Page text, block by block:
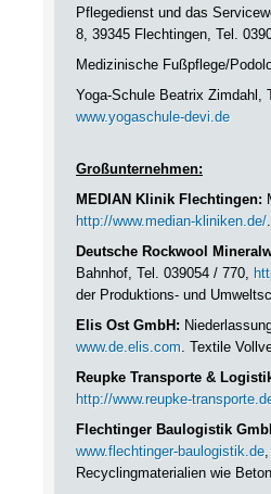
Pflegedienst und das
8, 39345 Flechtingen, Tel.
Medizinische Fußpflege/
Yoga-Schule Beatrix Zimdahl,
www.yogaschule-devi.de
Großunternehmen:
MEDIAN Klinik Flechtingen:
http://www.median-kliniken.de/
Deutsche Rockwool
Bahnhof, Tel. 039054 / 770,
der Produktions- und
Elis Ost GmbH:
www.de.elis.com. Textile
Reupke Transporte &
http://www.reupke-
Flechtinger Baulogistik
www.flechtinger-baulogistik.de
Recyclingmaterialien wie